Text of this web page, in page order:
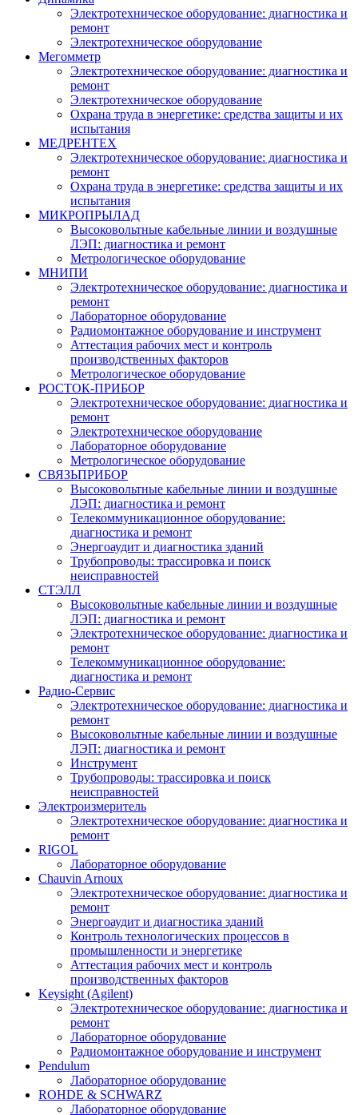
Электротехническое оборудование: диагностика и
ремонт
Электротехническое оборудование
Мегомметр
Электротехническое оборудование: диагностика и
ремонт
Электротехническое оборудование
Охрана труда в энергетике: средства защиты и их
испытания
МЕДРЕНТЕХ
Электротехническое оборудование: диагностика и
ремонт
Охрана труда в энергетике: средства защиты и их
испытания
МИКРОПРЫЛАД
Высоковольтные кабельные линии и воздушные
ЛЭП: диагностика и ремонт
Метрологическое оборудование
МНИПИ
Электротехническое оборудование: диагностика и
ремонт
Лабораторное оборудование
Радиомонтажное оборудование и инструмент
Аттестация рабочих мест и контроль
производственных факторов
Метрологическое оборудование
РОСТОК-ПРИБОР
Электротехническое оборудование: диагностика и
ремонт
Электротехническое оборудование
Лабораторное оборудование
Метрологическое оборудование
СВЯЗЬПРИБОР
Высоковольтные кабельные линии и воздушные
ЛЭП: диагностика и ремонт
Телекоммуникационное оборудование:
диагностика и ремонт
Энергоаудит и диагностика зданий
Трубопроводы: трассировка и поиск
неисправностей
СТЭЛЛ
Высоковольтные кабельные линии и воздушные
ЛЭП: диагностика и ремонт
Электротехническое оборудование: диагностика и
ремонт
Телекоммуникационное оборудование:
диагностика и ремонт
Радио-Cервис
Электротехническое оборудование: диагностика и
ремонт
Высоковольтные кабельные линии и воздушные
ЛЭП: диагностика и ремонт
Инструмент
Трубопроводы: трассировка и поиск
неисправностей
Электроизмеритель
Электротехническое оборудование: диагностика и
ремонт
RIGOL
Лабораторное оборудование
Chauvin Arnoux
Электротехническое оборудование: диагностика и
ремонт
Энергоаудит и диагностика зданий
Контроль технологических процессов в
промышленности и энергетике
Аттестация рабочих мест и контроль
производственных факторов
Keysight (Agilent)
Электротехническое оборудование: диагностика и
ремонт
Лабораторное оборудование
Радиомонтажное оборудование и инструмент
Pendulum
Лабораторное оборудование
ROHDE & SCHWARZ
Лабораторное оборудование